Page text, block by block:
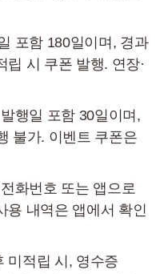
포함 180일이며, 경과
립 시 쿠폰 발행. 연장·
행일 포함 30일이며,
불가. 이벤트 쿠폰은
화번호 또는 앱으로
용 내역은 앱에서 확인
미적립 시, 영수증